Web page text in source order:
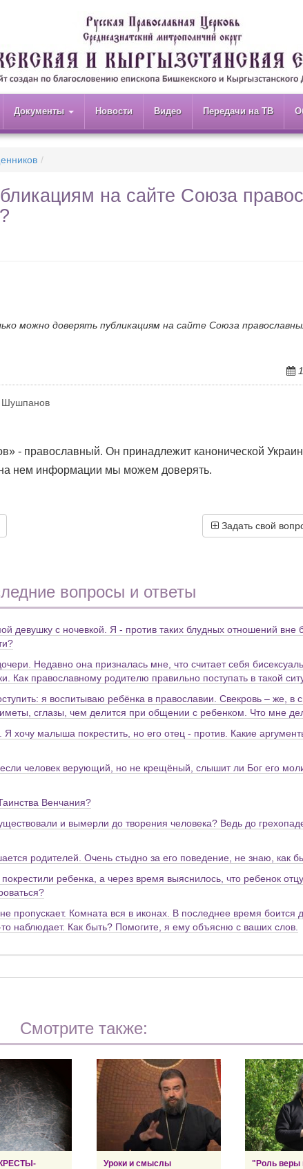
Документы Новости Видео Передачи на ТВ
на сайте Союза
можно доверять публикациям на сайте Союза
Шушпанов
- православный. Он принадлежит канонической
нем информации мы можем доверять.
Задать свой
вопросы и ответы
девушку с ночевкой. Я - против таких блудных отношений вне
Недавно она призналась мне, что считает себя
Как православному родителю правильно поступать в такой
я воспитываю ребёнка в православии. Свекровь – же, в
сглазы, чем делится при общении с ребенком. Что мне
хочу малыша покрестить, но его отец - против. Какие
человек верующий, но не крещёный, слышит ли Бог его
Венчания?
и вымерли до творения человека? Ведь до
родителей. Очень стыдно за его поведение, не знаю, как
ребенка, а через время выяснилось, что ребенок
пропускает. Комната вся в иконах. В последнее время боится
то наблюдает. Как быть? Помогите, я ему объясню с ваших слов.
Смотрите также:
Уроки и смыслы
"Роль веры